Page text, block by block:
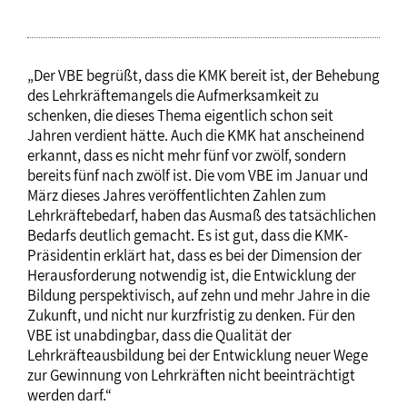
„Der VBE begrüßt, dass die KMK bereit ist, der Behebung
des Lehrkräftemangels die Aufmerksamkeit zu
schenken, die dieses Thema eigentlich schon seit
Jahren verdient hätte. Auch die KMK hat anscheinend
erkannt, dass es nicht mehr fünf vor zwölf, sondern
bereits fünf nach zwölf ist. Die vom VBE im Januar und
März dieses Jahres veröffentlichten Zahlen zum
Lehrkräftebedarf, haben das Ausmaß des tatsächlichen
Bedarfs deutlich gemacht. Es ist gut, dass die KMK-
Präsidentin erklärt hat, dass es bei der Dimension der
Herausforderung notwendig ist, die Entwicklung der
Bildung perspektivisch, auf zehn und mehr Jahre in die
Zukunft, und nicht nur kurzfristig zu denken. Für den
VBE ist unabdingbar, dass die Qualität der
Lehrkräfteausbildung bei der Entwicklung neuer Wege
zur Gewinnung von Lehrkräften nicht beeinträchtigt
werden darf.“